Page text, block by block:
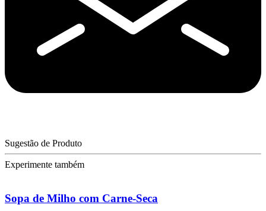
Sugestão de Produto
Experimente também
Sopa de Milho com Carne-Seca